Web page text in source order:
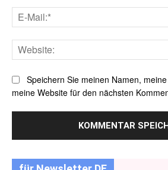
Speichern Sie meinen Namen,
meine Website für den nächsten